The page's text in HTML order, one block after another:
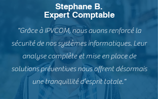
Stephane B.
Expert Comptable
"Grâce à IPVCOM, nous avons renforcé la
sécurité de nos systèmes informatiques. Leur
analyse complète et mise en place de
solutions préventives nous offrent désormais
une tranquillité d’esprit totale."